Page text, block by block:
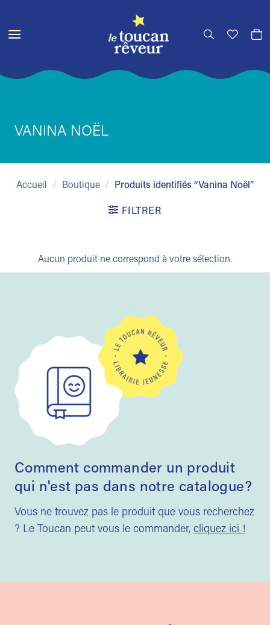
contenu
VANINA NOËL
Accueil / Boutique / Produits identifiés “Vanina Noël”
FILTRER
Aucun produit ne correspond à votre sélection.
Comment commander un produit
qui n'est pas dans notre catalogue?
Vous ne trouvez pas le produit que vous recherchez
? Le Toucan peut vous le commander, cliquez ici !